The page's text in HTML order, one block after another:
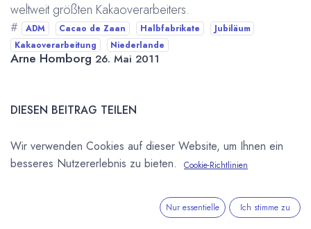
weltweit größten Kakaoverarbeiters.
# ADM Cacao de Zaan Halbfabrikate
Jubiläum
Kakaoverarbeitung
Niederlande
Arne Homborg 26. Mai 2011
DIESEN BEITRAG TEILEN
Wir verwenden Cookies auf dieser Website, um Ihnen ein
besseres Nutzererlebnis zu bieten.
Cookie-Richtlinien
Nur essentielle Ich stimme zu